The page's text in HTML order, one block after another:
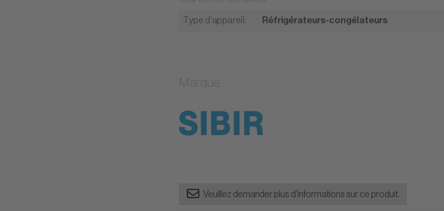
Type d'appareil : Réfrigérateurs-congélateurs
Veuillez demander plus d'informations sur ce produit.